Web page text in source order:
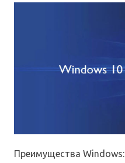
Преимущества Windows: